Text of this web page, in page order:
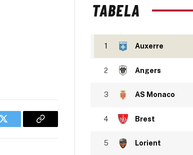
Twitter
Copy
TABELA
1 Auxerre
2 Angers
3 AS Monaco
4 Brest
5 Lorient